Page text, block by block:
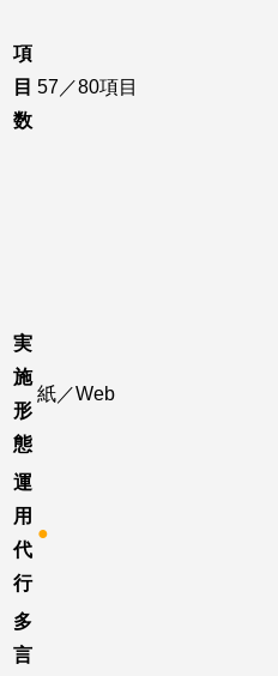
項
目
数
57／80項目
実
施
形
態
紙／Web
運
用
代
行
●
多
言